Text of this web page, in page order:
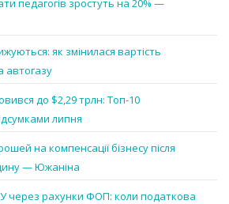
педагогів зростуть на 20% —
як змінилася вартість
автогазу
до $2,29 трлн: Топ-10
липня
на компенсації бізнесу після
— Южаніна
через рахунки ФОП: коли податкова